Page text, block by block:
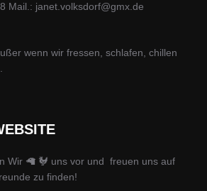
Mail.: janet.volksdorf@gmx.de
wenn wir fressen, schlafen, chillen
Wir 🦙 🐓 uns vor und freuen uns auf
zu finden!